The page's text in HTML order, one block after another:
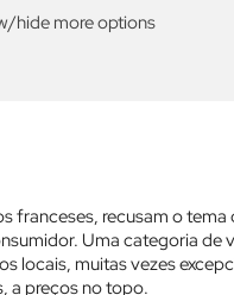
hide more options
recusam o
Uma categoria de
locais, muitas vezes
a preços no topo.